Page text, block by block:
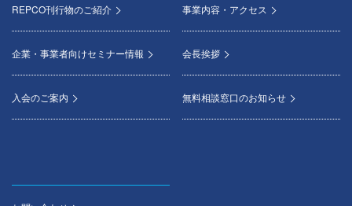
REPCO刊行物のご紹介
企業・事業者向けセミナー情報
入会のご案内
事業内容・アクセス
会長挨拶
無料相談窓口のお知らせ